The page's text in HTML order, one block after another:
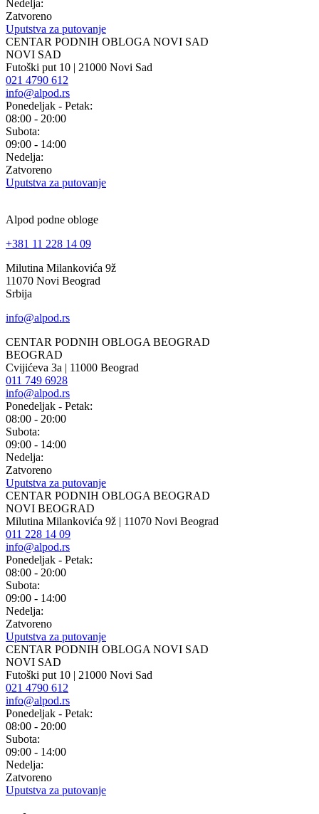
Nedelja:
Zatvoreno
Uputstva za putovanje
CENTAR PODNIH OBLOGA NOVI SAD
NOVI SAD
Futoški put 10 | 21000 Novi Sad
021 4790 612
info@alpod.rs
Ponedeljak - Petak:
08:00 - 20:00
Subota:
09:00 - 14:00
Nedelja:
Zatvoreno
Uputstva za putovanje
Alpod podne obloge
+381 11 228 14 09
Milutina Milankovića 9ž
11070 Novi Beograd
Srbija
info@alpod.rs
CENTAR PODNIH OBLOGA BEOGRAD
BEOGRAD
Cvijićeva 3a | 11000 Beograd
011 749 6928
info@alpod.rs
Ponedeljak - Petak:
08:00 - 20:00
Subota:
09:00 - 14:00
Nedelja:
Zatvoreno
Uputstva za putovanje
CENTAR PODNIH OBLOGA BEOGRAD
NOVI BEOGRAD
Milutina Milankovića 9ž | 11070 Novi Beograd
011 228 14 09
info@alpod.rs
Ponedeljak - Petak:
08:00 - 20:00
Subota:
09:00 - 14:00
Nedelja:
Zatvoreno
Uputstva za putovanje
CENTAR PODNIH OBLOGA NOVI SAD
NOVI SAD
Futoški put 10 | 21000 Novi Sad
021 4790 612
info@alpod.rs
Ponedeljak - Petak:
08:00 - 20:00
Subota:
09:00 - 14:00
Nedelja:
Zatvoreno
Uputstva za putovanje